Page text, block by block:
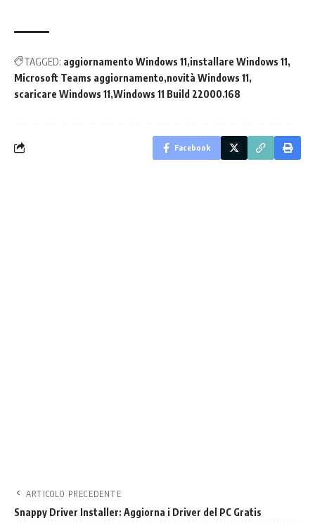
TAGGED: aggiornamento Windows 11 installare Windows 11
Microsoft Teams aggiornamento novità Windows 11
scaricare Windows 11 Windows 11 Build 22000.168
Facebook
ARTICOLO PRECEDENTE
Snappy Driver Installer: Aggiorna i Driver del PC Gratis